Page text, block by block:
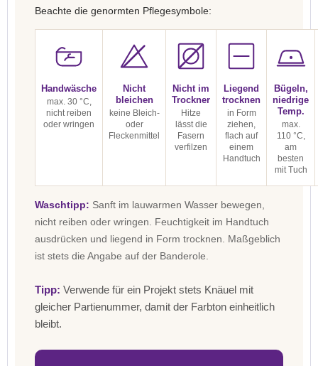
Beachte die genormten Pflegesymbole:
Handwäsche
max. 30 °C,
nicht reiben
oder wringen
Nicht
bleichen
keine Bleich-
oder
Fleckenmittel
Nicht im
Trockner
Hitze
lässt die
Fasern
verfilzen
Liegend
trocknen
in Form
ziehen,
flach auf
einem
Handtuch
Bügeln,
niedrige
Temp.
max.
110 °C,
am
besten
mit Tuch
Waschtipp: Sanft im lauwarmen Wasser bewegen,
nicht reiben oder wringen. Feuchtigkeit im Handtuch
ausdrücken und liegend in Form trocknen. Maßgeblich
ist stets die Angabe auf der Banderole.
Tipp: Verwende für ein Projekt stets Knäuel mit
gleicher Partienummer, damit der Farbton einheitlich
bleibt.